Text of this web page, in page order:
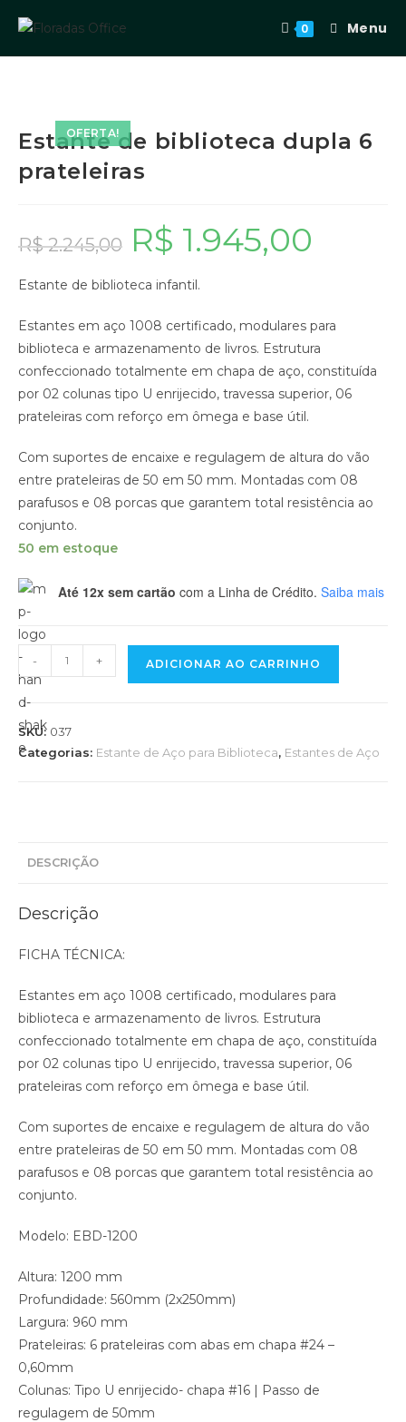
0 Menu
OFERTA!
Estante de biblioteca dupla 6
prateleiras
R$2.245,00 R$ 1.945,00
Estante de biblioteca infantil.
Estantes em aço 1008 certificado, modulares para
biblioteca e armazenamento de livros. Estrutura
confeccionado totalmente em chapa de aço, constituída
por 02 colunas tipo U enrijecido, travessa superior, 06
prateleiras com reforço em ômega e base útil.
Com suportes de encaixe e regulagem de altura do vão
entre prateleiras de 50 em 50 mm. Montadas com 08
parafusos e 08 porcas que garantem total resistência ao
conjunto.
50 em estoque
Até 12x sem cartão com a Linha de Crédito. Saiba mais
- + ADICIONAR AO CARRINHO
SKU: 037
Categorias: Estante de Aço para Biblioteca, Estantes de Aço
DESCRIÇÃO
Descrição
FICHA TÉCNICA:
Estantes em aço 1008 certificado, modulares para
biblioteca e armazenamento de livros. Estrutura
confeccionado totalmente em chapa de aço, constituída
por 02 colunas tipo U enrijecido, travessa superior, 06
prateleiras com reforço em ômega e base útil.
Com suportes de encaixe e regulagem de altura do vão
entre prateleiras de 50 em 50 mm. Montadas com 08
parafusos e 08 porcas que garantem total resistência ao
conjunto.
Modelo: EBD-1200
Altura: 1200 mm
Profundidade: 560mm (2x250mm)
Largura: 960 mm
Prateleiras: 6 prateleiras com abas em chapa #24 –
0,60mm
Colunas: Tipo U enrijecido- chapa #16 | Passo de
regulagem de 50mm